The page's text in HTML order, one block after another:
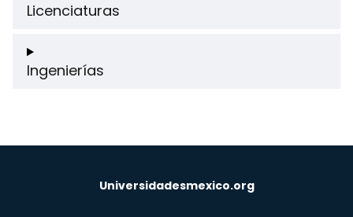
Licenciaturas
Ingenierías
Universidadesmexico.org